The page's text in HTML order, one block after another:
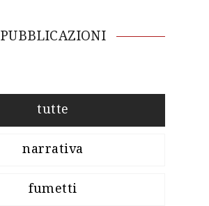
PUBBLICAZIONI
tutte
narrativa
fumetti